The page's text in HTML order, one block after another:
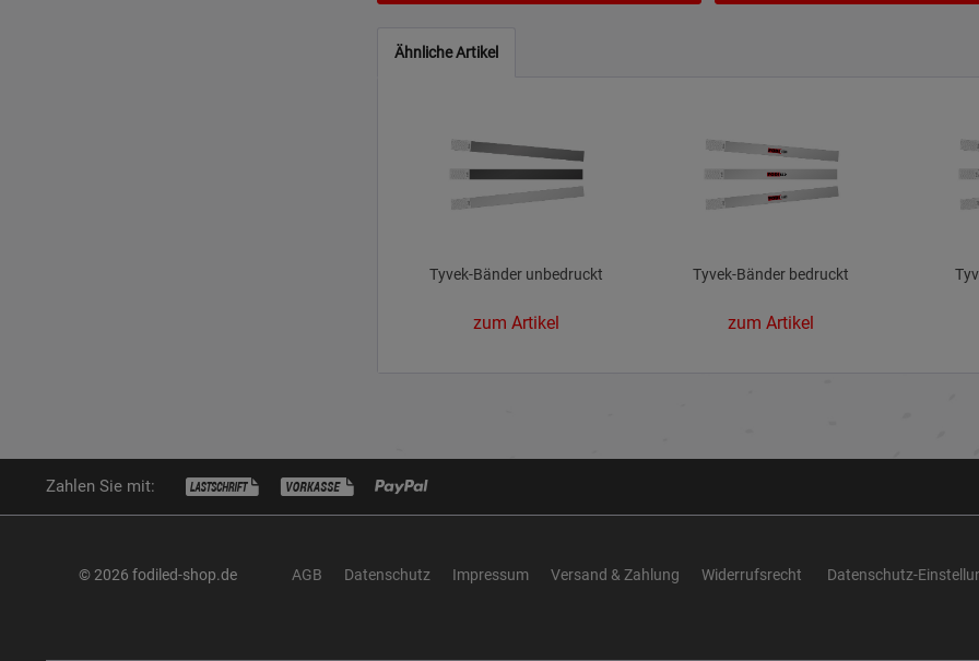
Ähnliche Artikel
Tyvek-Bänder unbedruckt
zum Artikel
Tyvek-Bänder bedruckt
zum Artikel
Zahlen Sie mit:
© 2026 fodiled-shop.de AGB Datenschutz Impressum Versand & Zahlung Widerrufsrecht Datenschutz-